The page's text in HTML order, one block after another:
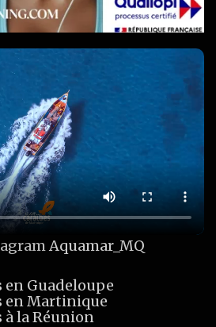
Aquamar_MQ
Guadeloupe
en Martinique
à la Réunion